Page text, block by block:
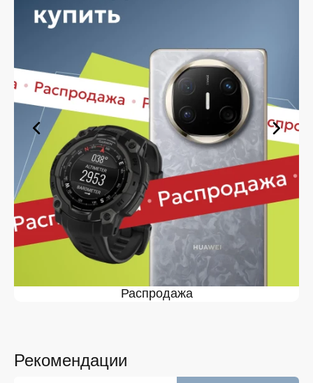
Планируете покупку в рассрочку? У нас есть такая
услуга. Мы предлагаем удобные условия оплаты,
выберите нужную позицию, добавьте в корзину и
оформите заявку — купить в Липецке вы сможете в
кратчайшие сроки.
Ассортимент в магазине iSpace в
Липецке
На нашей торговой платформе представлен широкий
выбор продукции. Среди ассортимента, как новинки
рынка, так и проверенные временем модели. Каждый
продукт в каталоге соответствует стандартам
качества. Вы можете выбрать и заказать в Липецке в
удобной конфигурации и с доступной ценой.
Мы постоянно обновляем ассортимент, отслеживаем
наличие, поддерживаем актуальность информации,
касающейся цен и наличия. Благодаря этому клиенты
получают лучшие предложения и экономят своё
время. Преимущества покупки у нас:
Подтверждённое наличие на складе.
Информация о наличии обновляется в режиме
Распродажа
Рекомендации